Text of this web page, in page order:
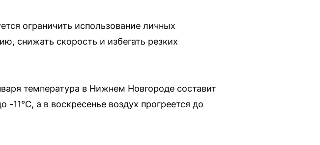
ограничить использование личных
снижать скорость и избегать резких
температура в Нижнем Новгороде составит
а в воскресенье воздух прогреется до